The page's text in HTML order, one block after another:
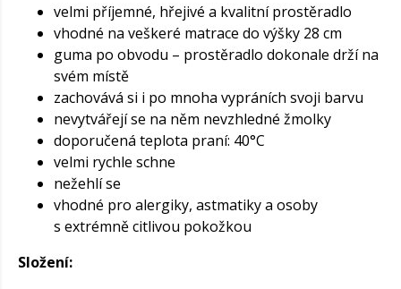
velmi příjemné, hřejivé a kvalitní prostěradlo
vhodné na veškeré matrace do výšky 28 cm
guma po obvodu – prostěradlo dokonale drží na
svém místě
zachovává si i po mnoha vypráních svoji barvu
nevytvářejí se na něm nevzhledné žmolky
doporučená teplota praní: 40°C
velmi rychle schne
nežehlí se
vhodné pro alergiky, astmatiky a osoby
s extrémně citlivou pokožkou
Složení: